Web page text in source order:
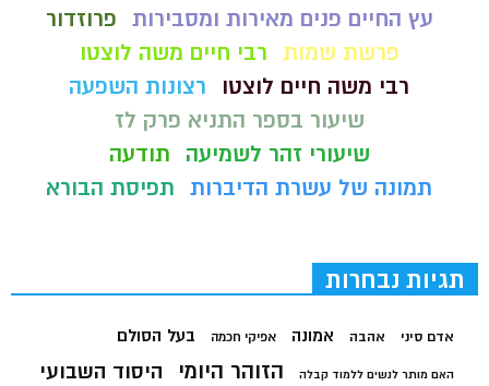
עץ החיים פנים מאירות ומסבירות פרוזדור
פרשת שמות רבי חיים משה לוצטו
רבי משה חיים לוצטו
רצונות השפעה
שיעור בספר התניא פרק לז
שיעורי זהר לשמיעה
תודעה
תמונה של עשרת הדיברות תפיסת הבורא
תגיות נבחרות
אדם סיני אהבה אמונה אפיקי חכמה בעל הסולם
האם מותר לנשים ללמוד קבלה הזוהר היומי היסוד השבועי